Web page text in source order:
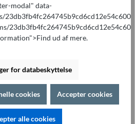
9999
Robust metalhus
modal" data-
23db3fb4fc264745b9cd6cd12e54c600"
ud af mere.
for databeskyttelse
cookies Accepter cookies
alle cookies